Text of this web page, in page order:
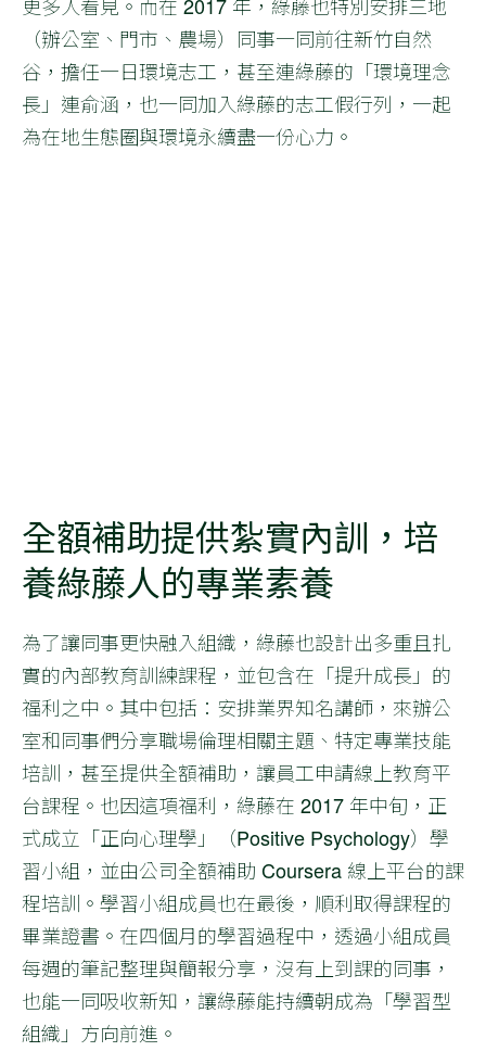
（辦公室、門市、農場）同事一同前往新竹自然
谷，擔任一日環境志工，甚至連綠藤的「環境理念
長」連俞涵，也一同加入綠藤的志工假行列，一起
為在地生態圈與環境永續盡一份心力。
全額補助提供紮實內訓，培
養綠藤人的專業素養
為了讓同事更快融入組織，綠藤也設計出多重且扎
實的內部教育訓練課程，並包含在「提升成長」的
福利之中。其中包括：安排業界知名講師，來辦公
室和同事們分享職場倫理相關主題、特定專業技能
培訓，甚至提供全額補助，讓員工申請線上教育平
台課程。也因這項福利，綠藤在 2017 年中旬，正
式成立「正向心理學」（Positive Psychology）學
習小組，並由公司全額補助 Coursera 線上平台的課
程培訓。學習小組成員也在最後，順利取得課程的
畢業證書。在四個月的學習過程中，透過小組成員
每週的筆記整理與簡報分享，沒有上到課的同事，
也能一同吸收新知，讓綠藤能持續朝成為「學習型
組織」方向前進。